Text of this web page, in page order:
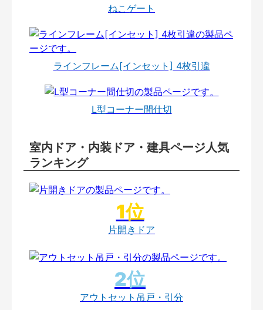
ねこゲート
ラインフレーム[インセット] 4枚引違
L型コーナー間仕切
室内ドア・内装ドア・建具ページ人気
ランキング
片開きドア
アウトセット吊戸・引分